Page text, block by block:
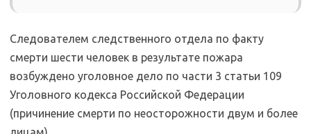
Следователем следственного отдела по факту
смерти шести человек в результате пожара
возбуждено уголовное дело по части 3 статьи 109
Уголовного кодекса Российской Федерации
(причинение смерти по неосторожности двум и более